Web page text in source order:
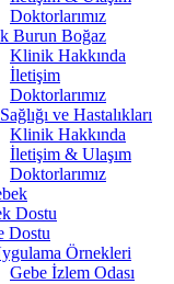
Doktorlarımız
Burun Boğaz
Klinik Hakkında
İletişim
Doktorlarımız
ve Hastalıkları
Klinik Hakkında
İletişim & Ulaşım
Doktorlarımız
Dostu
Dostu
Örnekleri
Gebe İzlem Odası